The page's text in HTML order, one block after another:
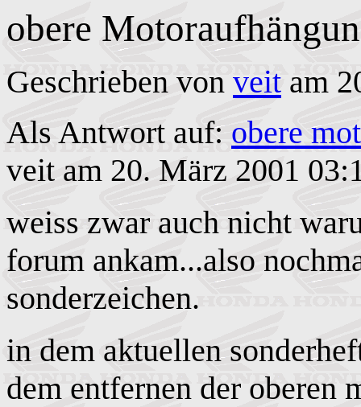
obere
Geschrieben von veit am
Als Antwort auf:obere
veit am 20. März 2001
weiss zwar auch nicht
forum ankam...also
sonderzeichen.
in dem aktuellen
dem entfernen der oberen